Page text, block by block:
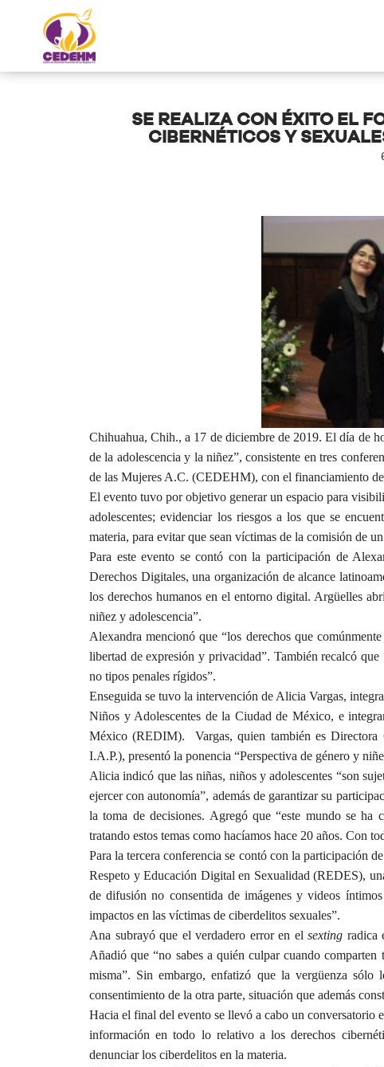
SE REALIZA CON ÉXITO EL
CIBERNÉTICOS Y
Chihuahua, Chih., a 17 de diciembre de 2019. El día de
de la adolescencia y la niñez”, consistente en tres
de las Mujeres A.C. (CEDEHM), con el financiamiento
El evento tuvo por objetivo generar un espacio para
adolescentes; evidenciar los riesgos a los que se
materia, para evitar que sean víctimas de la comisión de
Para este evento se contó con la participación de
Derechos Digitales, una organización de alcance
los derechos humanos en el entorno digital. Argüelles
niñez y adolescencia”.
Alexandra mencionó que “los derechos que
libertad de expresión y privacidad”. También recalcó
no tipos penales rígidos”.
Enseguida se tuvo la intervención de Alicia Vargas,
Niños y Adolescentes de la Ciudad de México, e
México (REDIM).
Vargas, quien también es
I.A.P.), presentó la ponencia “Perspectiva de género y
Alicia indicó que las niñas, niños y adolescentes “son
ejercer con autonomía”, además de garantizar su
la toma de decisiones. Agregó que “este mundo se ha
tratando estos temas como hacíamos hace 20 años. Con
Para la tercera conferencia se contó con la participación
Respeto y Educación Digital en Sexualidad (REDES),
de difusión no consentida de imágenes y videos
impactos en las víctimas de ciberdelitos sexuales”.
Ana subrayó que el verdadero error en elsexting radica
Añadió que “no sabes a quién culpar cuando
misma”. Sin embargo, enfatizó que la vergüenza sólo
consentimiento de la otra parte, situación que además
Hacia el final del evento se llevó a cabo un conversatorio
información en todo lo relativo a los derechos
denunciar los ciberdelitos en la materia.